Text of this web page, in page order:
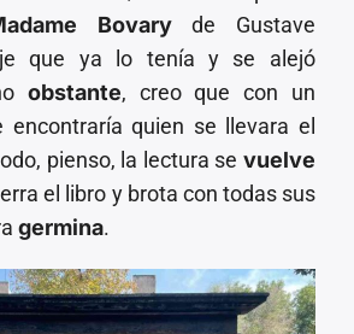
Bovaryde Gustave
que ya lo tenía y se alejó
obstante, creo que con un
encontraría quien se llevara el
pienso, la lectura se vuelve
el libro y brota con todas sus
germina.